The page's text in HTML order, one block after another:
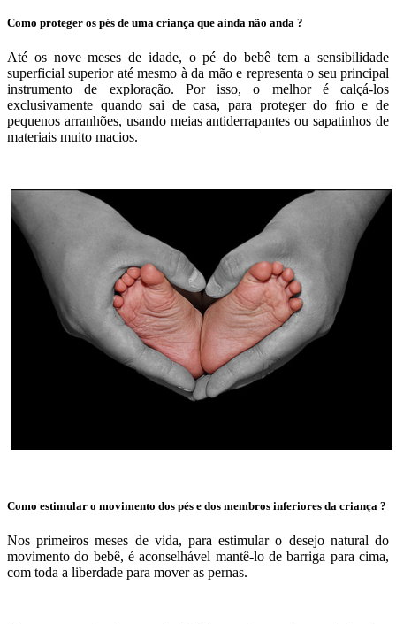
Como proteger os pés de uma criança que ainda não anda ?
Até os nove meses de idade, o pé do bebê tem a sensibilidade
superficial superior até mesmo à da mão e representa o seu principal
instrumento de exploração. Por isso, o melhor é calçá-los
exclusivamente quando sai de casa, para proteger do frio e de
pequenos arranhões, usando meias antiderrapantes ou sapatinhos de
materiais muito macios.
Como estimular o movimento dos pés e dos membros inferiores da criança ?
Nos primeiros meses de vida, para estimular o desejo natural do
movimento do bebê, é aconselhável mantê-lo de barriga para cima,
com toda a liberdade para mover as pernas.